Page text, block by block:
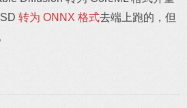
转为 ONNX 格式去端上跑的，但